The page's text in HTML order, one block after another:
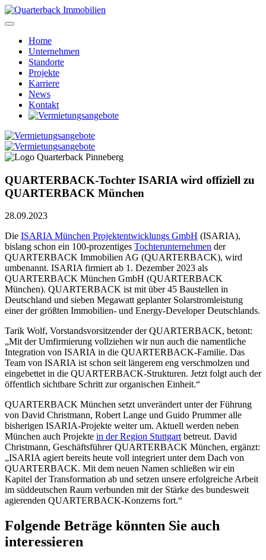
Home
Unternehmen
Standorte
Projekte
Karriere
News
Kontakt
QUARTERBACK-Tochter ISARIA wird offiziell zu
QUARTERBACK München
28.09.2023
Die ISARIA München Projektentwicklungs GmbH (ISARIA),
bislang schon ein 100-prozentiges Tochterunternehmen der
QUARTERBACK Immobilien AG (QUARTERBACK), wird
umbenannt. ISARIA firmiert ab 1. Dezember 2023 als
QUARTERBACK München GmbH (QUARTERBACK
München). QUARTERBACK ist mit über 45 Baustellen in
Deutschland und sieben Megawatt geplanter Solarstromleistung
einer der größten Immobilien- und Energy-Developer Deutschlands.
Tarik Wolf, Vorstandsvorsitzender der QUARTERBACK, betont:
„Mit der Umfirmierung vollziehen wir nun auch die namentliche
Integration von ISARIA in die QUARTERBACK-Familie. Das
Team von ISARIA ist schon seit längerem eng verschmolzen und
eingebettet in die QUARTERBACK-Strukturen. Jetzt folgt auch der
öffentlich sichtbare Schritt zur organischen Einheit.“
QUARTERBACK München setzt unverändert unter der Führung
von David Christmann, Robert Lange und Guido Prummer alle
bisherigen ISARIA-Projekte weiter um. Aktuell werden neben
München auch Projekte in der Region Stuttgartbetreut. David
Christmann, Geschäftsführer QUARTERBACK München, ergänzt:
„ISARIA agiert bereits heute voll integriert unter dem Dach von
QUARTERBACK. Mit dem neuen Namen schließen wir ein
Kapitel der Transformation ab und setzen unsere erfolgreiche Arbeit
im süddeutschen Raum verbunden mit der Stärke des bundesweit
agierenden QUARTERBACK-Konzerns fort.“
Folgende Beträge könnten Sie auch
interessieren